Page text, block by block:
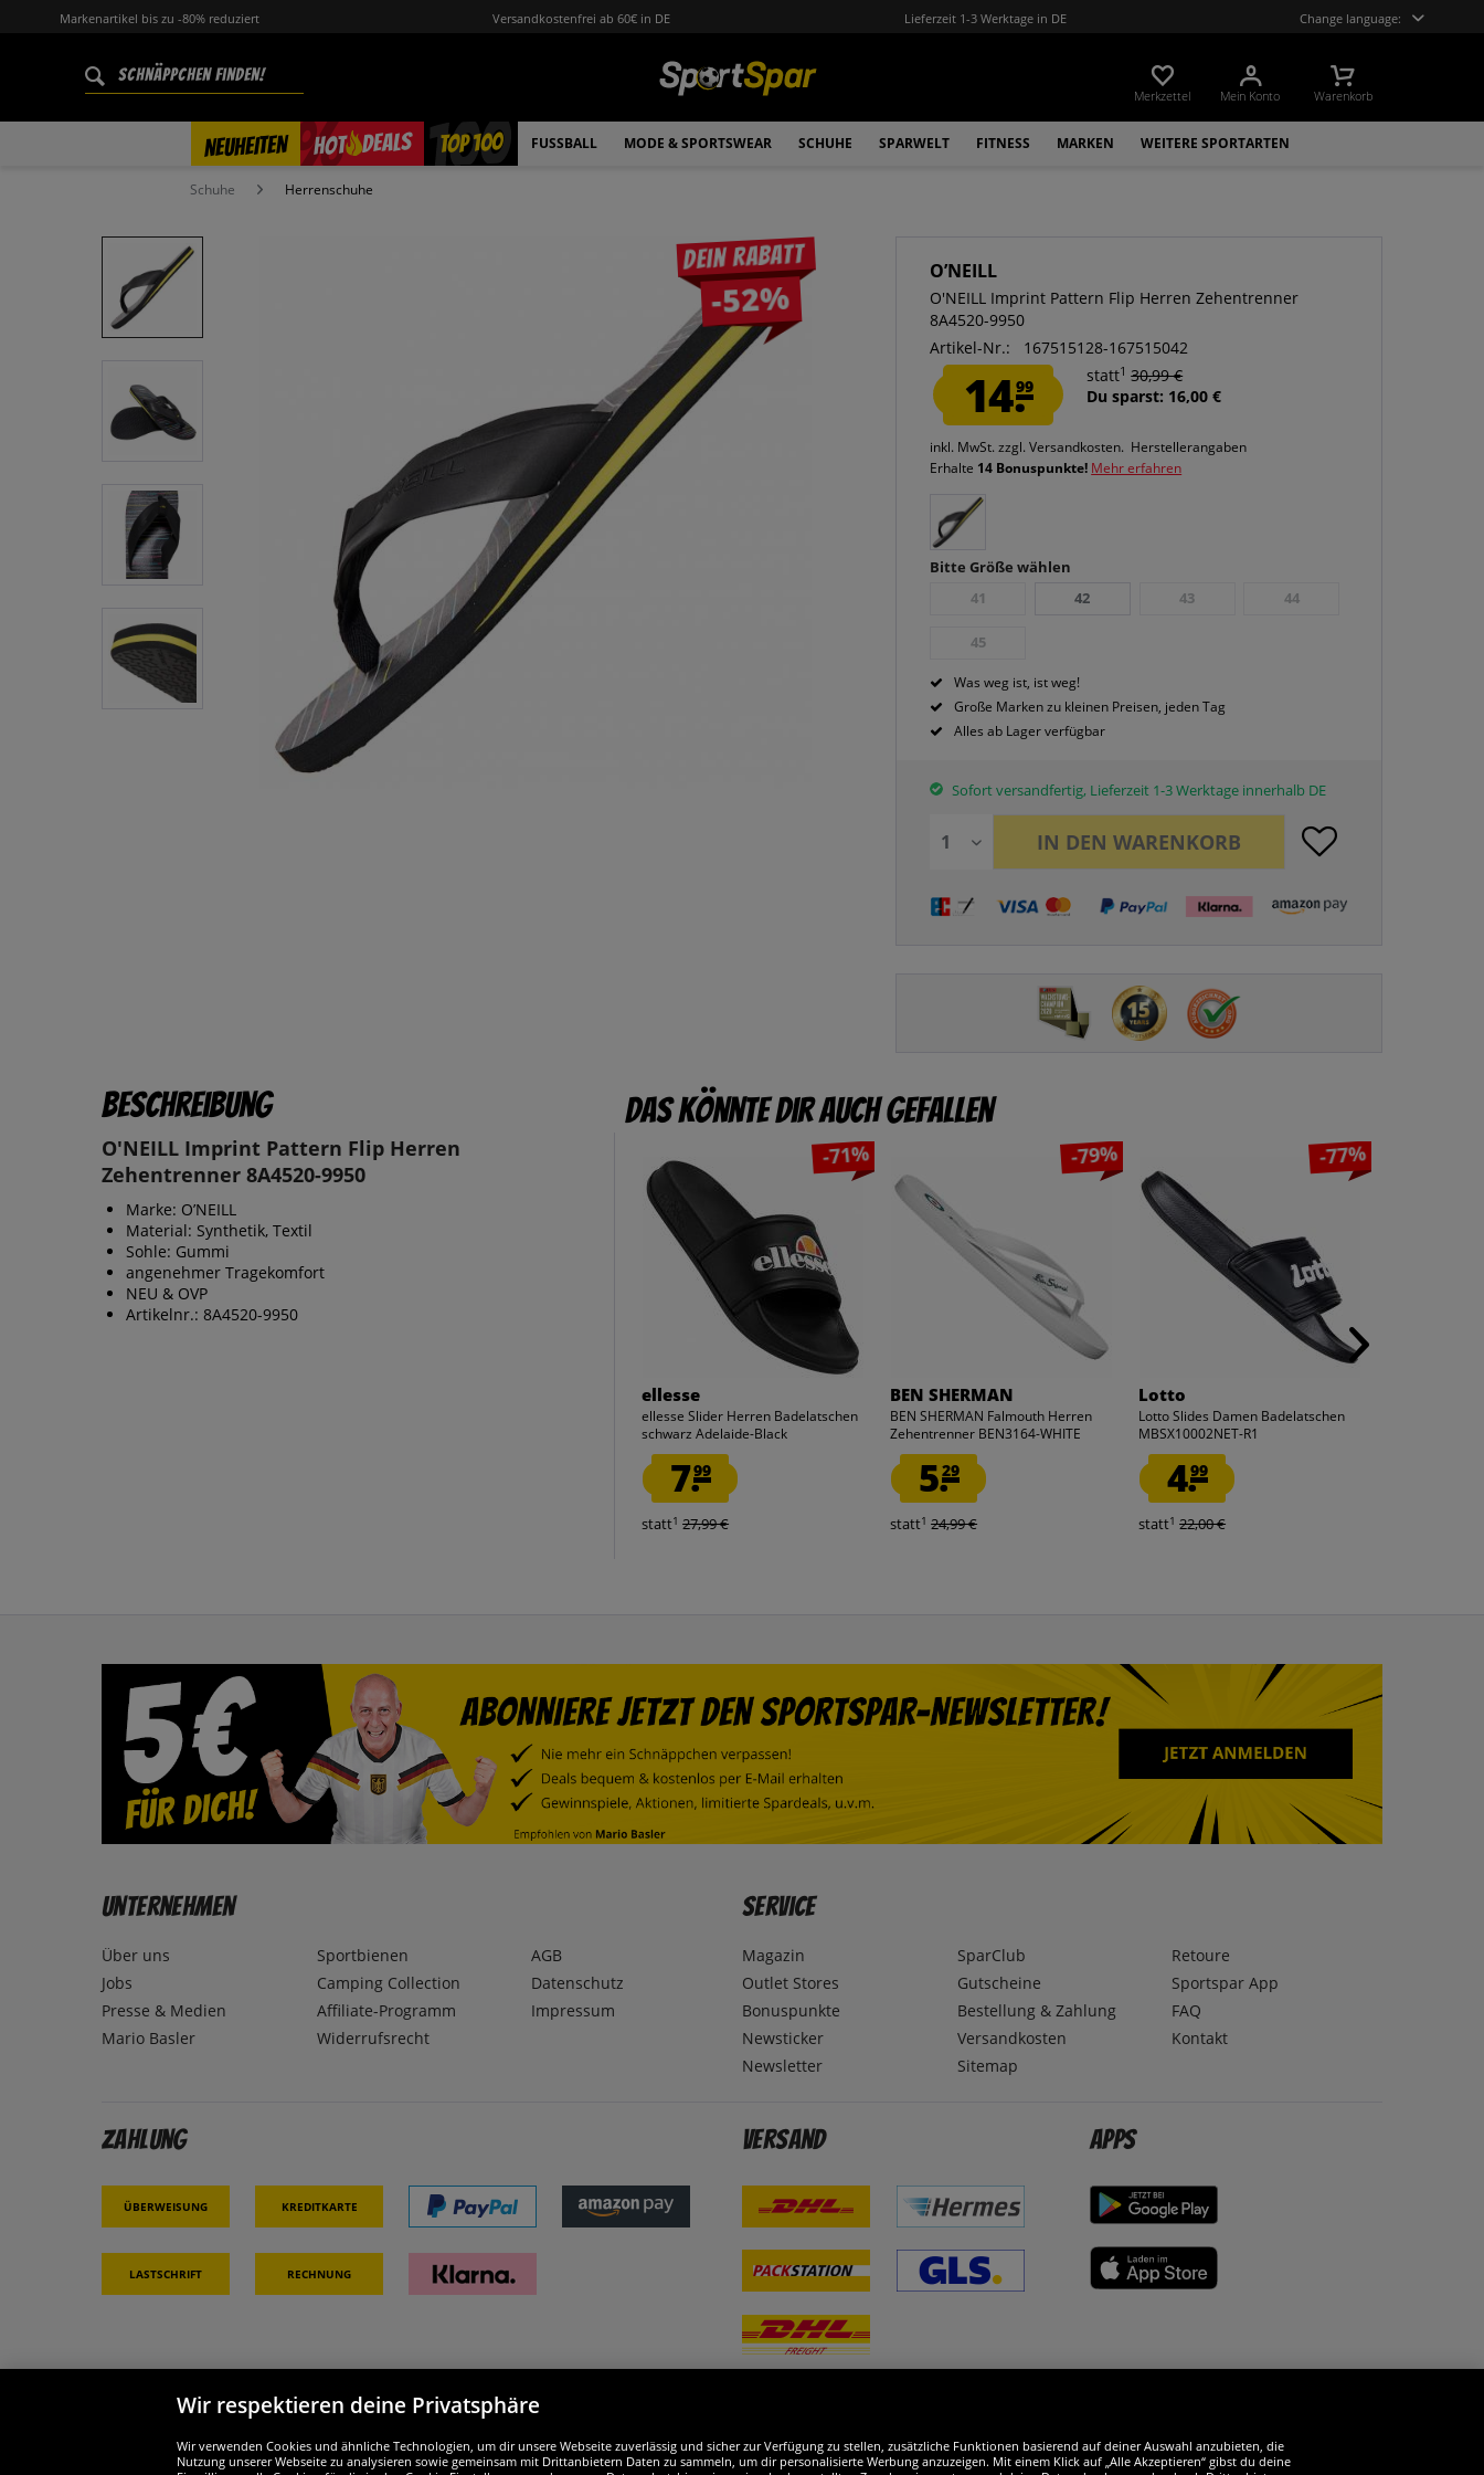
Markenartikel bis zu -80% reduziert Versandkostenfrei ab 60€ in DE Lieferzeit 1-3 Werktage in DE Change language:
Merkzettel Mein Konto Warenkorb
NEUHEITEN HOT DEALS
% TOP 100 FUSSBALL MODE & SPORTSWEAR SCHUHE SPARWELT FITNESS MARKEN WEITERE SPORTARTEN
Schuhe Herrenschuhe
Dein Rabatt
-52%
O’NEILL
O'NEILL Imprint Pattern Flip Herren Zehentrenner
8A4520-9950
Artikel-Nr.:
167515128-167515042
14.99
statt1 30,99 €
Du sparst: 16,00 €
inkl. MwSt.zzgl. Versandkosten. Herstellerangaben
Erhalte 14 Bonuspunkte! Mehr erfahren
Bitte Größe wählen
41
42 43 44
45
Was weg ist, ist weg!
Große Marken zu kleinen Preisen, jeden Tag
Alles ab Lager verfügbar
Sofort versandfertig, Lieferzeit 1-3 Werktage innerhalb DE
IN DEN WARENKORB
Beschreibung
O'NEILL Imprint Pattern Flip Herren
Zehentrenner 8A4520-9950
Marke: O’NEILL
Material: Synthetik, Textil
Sohle: Gummi
angenehmer Tragekomfort
NEU & OVP
Artikelnr.: 8A4520-9950
Das könnte dir auch gefallen
-71%
ellesse
ellesse Slider Herren Badelatschen
schwarz Adelaide-Black
7.99
statt1 27,99 €
-79%
BEN SHERMAN
BEN SHERMAN Falmouth Herren
Zehentrenner BEN3164-WHITE
5.29
statt1 24,99 €
-77%
Lotto
Lotto Slides Damen Badelatschen
MBSX10002NET-R1
4.99
statt1 22,00 €
Unternehmen
Über uns
Jobs
Presse & Medien
Mario Basler
Sportbienen
Camping Collection
Affiliate-Programm
Widerrufsrecht
AGB
Datenschutz
Impressum
Service
Magazin
Outlet Stores
Bonuspunkte
Newsticker
Newsletter
SparClub
Gutscheine
Bestellung & Zahlung
Versandkosten
Sitemap
Retoure
Sportspar App
FAQ
Kontakt
Zahlung
Überweisung Kreditkarte
Lastschrift Rechnung
Versand Apps
Partner & Sicherheit Wir sind ausgezeichnet
Wir respektieren deine Privatsphäre
Wir verwenden Cookies und ähnliche Technologien, um dir unsere Webseite zuverlässig und sicher zur Verfügung zu stellen, zusätzliche Funktionen basierend auf deiner Auswahl anzubieten, die
Nutzung unserer Webseite zu analysieren sowie gemeinsam mit Drittanbietern Daten zu sammeln, um dir personalisierte Werbung anzuzeigen. Mit einem Klick auf „Alle Akzeptieren“ gibst du deine